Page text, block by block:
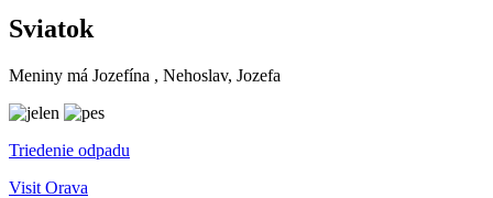
Sviatok
Meniny má Jozefína , Nehoslav, Jozefa
Triedenie odpadu
Visit Orava